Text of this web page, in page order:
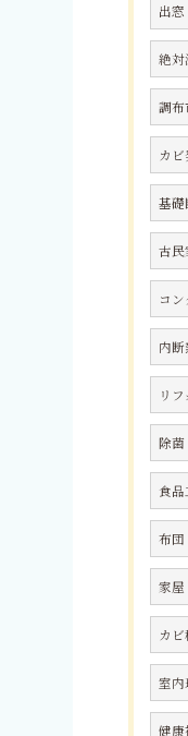
出窓
絶対
調布
カビ
基礎
古民
コ
内断
リ
除菌
食品
布団
家屋
カ
室内
健康